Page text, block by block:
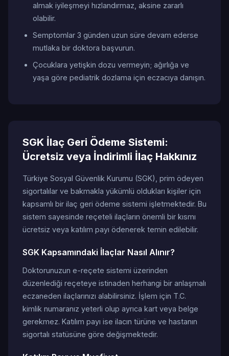
almak iyileşmeyi hızlandırmaz, aksine zararlı
olabilir.
Semptomlar 3 günden uzun süre devam ederse
mutlaka bir doktora başvurun.
Çocuklara yetişkin dozu vermeyin; ağırlığa ve
yaşa göre pediatrik dozlama için eczacıya danışın.
SGK İlaç Geri Ödeme Sistemi:
Ücretsiz veya İndirimli İlaç Hakkınız
Türkiye Sosyal Güvenlik Kurumu (SGK), prim ödeyen
sigortalılar ve bakmakla yükümlü oldukları kişiler için
kapsamlı bir ilaç geri ödeme sistemi işletmektedir. Bu
sistem sayesinde reçeteli ilaçların önemli bir kısmı
ücretsiz veya katılım payı ödenerek temin edilebilir.
SGK Kapsamındaki İlaçlar Nasıl Alınır?
Doktorunuzun e-reçete sistemi üzerinden
düzenlediği reçeteye istinaden herhangi bir anlaşmalı
eczaneden ilaçlarınızı alabilirsiniz. İşlem için T.C.
kimlik numaranız yeterli olup ayrıca kart veya belge
gerekmez. Katılım payı ise ilacın türüne ve hastanın
sigortalı statüsüne göre değişmektedir.